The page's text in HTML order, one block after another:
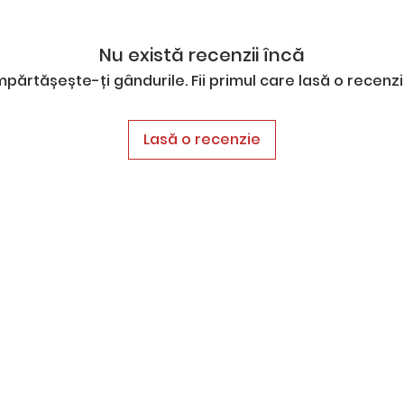
Nu există recenzii încă
ți gândurile. Fii primul care lasă o
Lasă o recenzie